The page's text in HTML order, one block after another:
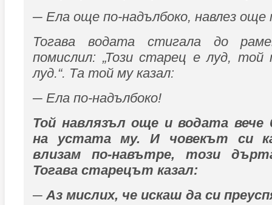
─ Ела още по-надълбоко, навлез още
Тогава водата стигала до
помислил: „Този старец е луд, той
луд.“. Та той му казал:
─ Ела по-надълбоко!
Той навлязъл още и водата вече
на устата му. И човекът си
влизам по-навътре, този
Тогава старецът казал:
─ Аз мислих, че искаш да си